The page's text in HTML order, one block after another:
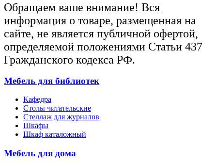
Обращаем ваше внимание! Вся
информация о товаре, размещенная на
сайте, не является публичной офертой,
определяемой положениями Статьи 437
Гражданского кодекса РФ.
Мебель для библиотек
Кафедра
Столы читательские
Стеллаж для журналов
Шкафы
Шкаф каталожный
Мебель для дома